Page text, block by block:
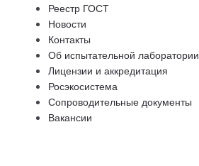
Реестр ГОСТ
Новости
Контакты
Об испытательной лаборатории
Лицензии и аккредитация
Росэкосистема
Сопроводительные документы
Вакансии